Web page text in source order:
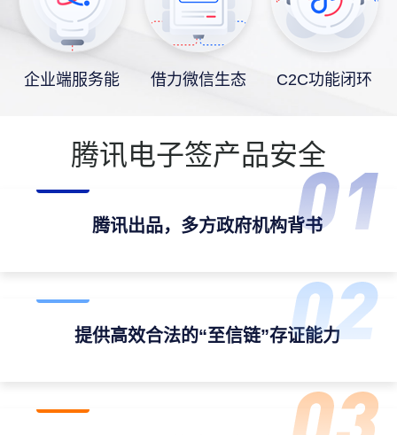
企业端服务能 借力微信生态 C2C功能闭环
腾讯电子签产品安全
腾讯出品，多方政府机构背书
提供高效合法的“至信链”存证能力